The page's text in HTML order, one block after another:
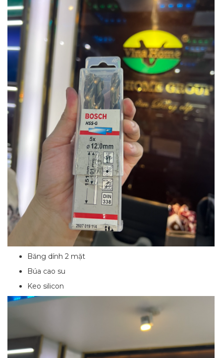
Băng dính 2 mặt
Búa cao su
Keo silicon